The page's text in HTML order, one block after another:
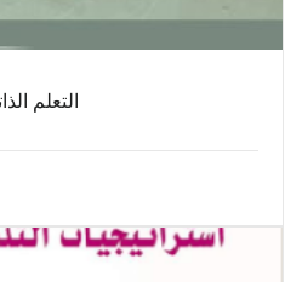
التعلم